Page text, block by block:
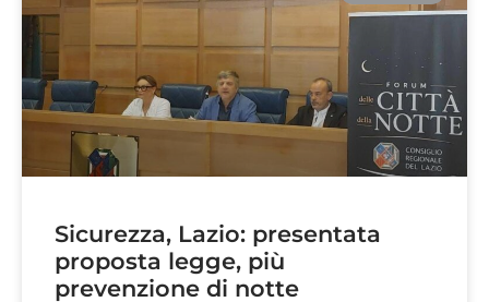
Sicurezza, Lazio: presentata
proposta legge, più
prevenzione di notte